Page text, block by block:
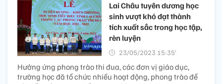
Lai Châu tuyên dương học
sinh vượt khó đạt thành
tích xuất sắc trong học tập,
rèn luyện
23/05/2023 15:35’
Hưởng ứng phong trào thi đua, các đơn vị giáo dục,
trường học đã tổ chức nhiều hoạt động, phong trào để